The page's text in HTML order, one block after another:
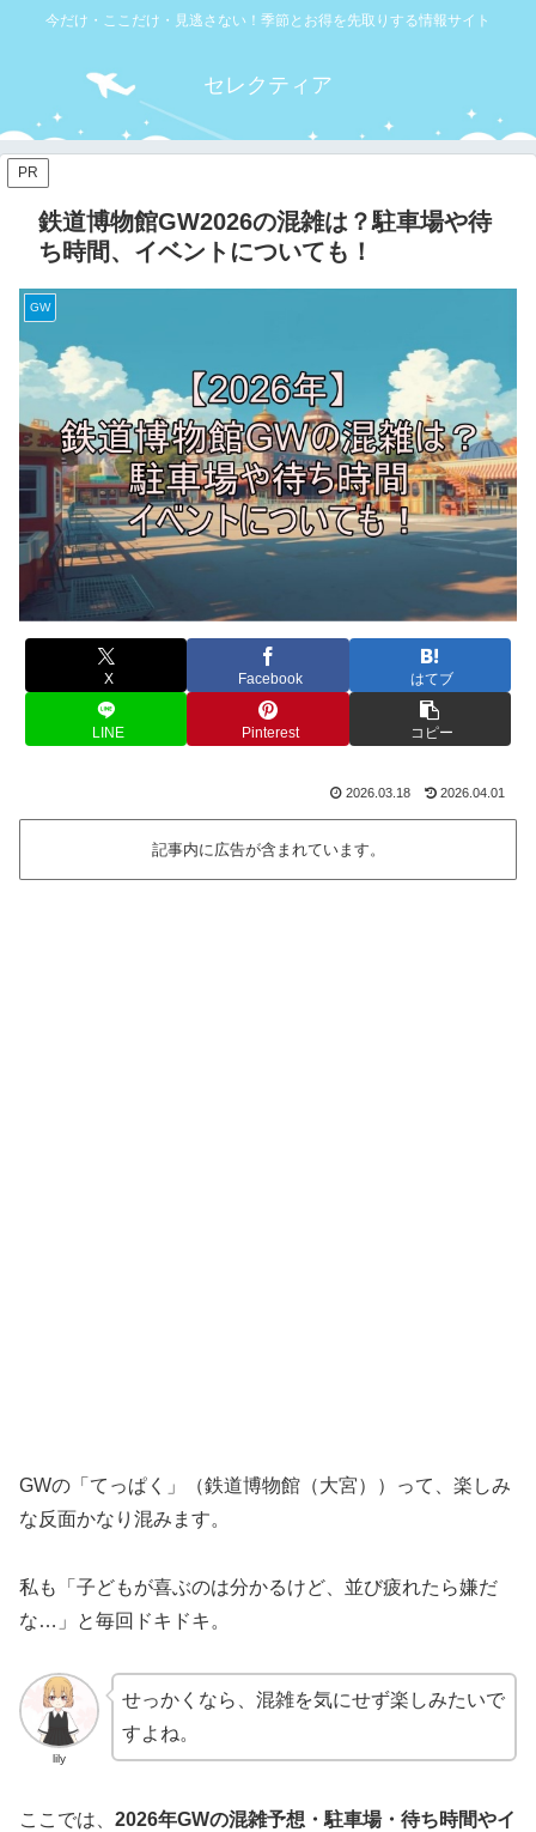
今だけ・ここだけ・見逃さない！季節とお得を先取りする情報サイト
セレクティア
PR
鉄道博物館GW2026の混雑は？駐車場や待
ち時間、イベントについても！
GW
X Facebook はてブ
LINE Pinterest コピー
2026.03.18 2026.04.01
記事内に広告が含まれています。
GWの「てっぱく」（鉄道博物館（大宮））って、楽しみ
な反面かなり混みます。
私も「子どもが喜ぶのは分かるけど、並び疲れたら嫌だ
な…」と毎回ドキドキ。
lily
せっかくなら、混雑を気にせず楽しみたいで
すよね。
ここでは、 2026年GWの混雑予想・駐車場・待ち時間やイ